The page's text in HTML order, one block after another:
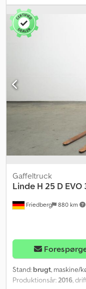
mm, mastetype:simplex
gaffellængde:
bagdækseldimension:
2.930 mm
, -
ekstrahydraulik -
1150 mm over gulv -
højre side - Varme - 2 x
bagpå - Blinklys -
BlueSpot -
Førersæde, standard
mastposition -
Betjening med enkelt
Friedberg 880 km
Gaffeltruck
Linde H 25 D EVO
Stand: brugt, maskine/
Produktionsår:2016,